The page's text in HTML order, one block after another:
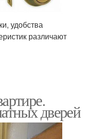
удобства
различают
дверей